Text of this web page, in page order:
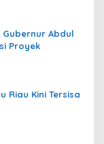
Gubernur Abdul
Proyek
Riau Kini Tersisa